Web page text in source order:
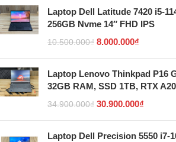
Laptop Dell Latitude 7420 i5-
256GB Nvme 14″ FHD IPS
10.500.000₫ 8.000.000₫
Laptop Lenovo Thinkpad P16
32GB RAM, SSD 1TB, RTX
34.900.000₫ 30.900.000₫
Laptop Dell Precision 5550 i7-